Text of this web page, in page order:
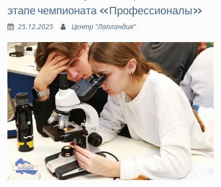
этапе чемпионата «Профессионалы»
25.12.2025 Центр "Лапландия"